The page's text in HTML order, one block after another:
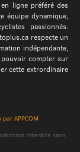
ligne préféré des
équipe dynamique,
passionnés.
respecte un
indépendante,
compter sur
cette extrordinaire
APPCOM
interdite sans